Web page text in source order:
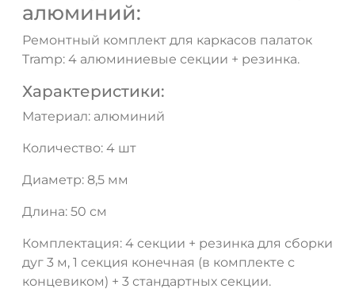
алюминий:
Ремонтный комплект для каркасов палаток
Tramp: 4 алюминиевые секции + резинка.
Характеристики:
Материал: алюминий
Количество: 4 шт
Диаметр: 8,5 мм
Длина: 50 см
Комплектация: 4 секции + резинка для сборки
дуг 3 м, 1 секция конечная (в комплекте с
концевиком) + 3 стандартных секции.